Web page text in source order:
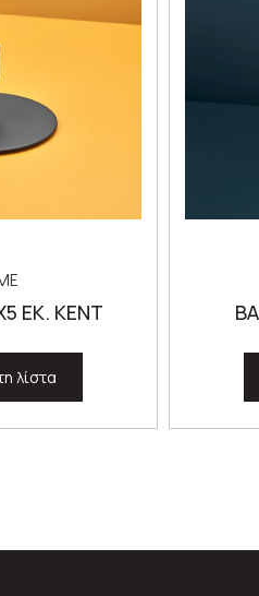
ΕΚ. KENT
λίστα